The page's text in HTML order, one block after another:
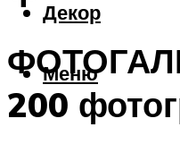
Декор
Меню
200